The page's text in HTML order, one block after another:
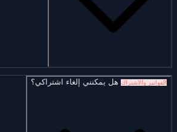
الفواتير والاشتراك هل يمكنني إلغاء اشتراكي؟